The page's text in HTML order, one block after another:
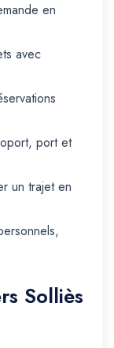
en
avec
port et
un trajet en
Solliès